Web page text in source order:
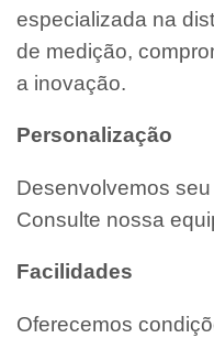
especializada na
de medição,
a inovação.
Personalização
Desenvolvemos
Consulte nossa
Facilidades
Oferecemos